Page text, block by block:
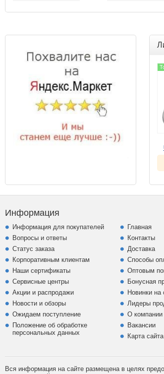
Информация
Информация для покупателей
Вопросы и ответы
Статус заказа
Корпоративным клиентам
Наши сертификаты
Сервисные центры
Акции и распродажи
Новости и обзоры
Ожидаем поступление
Положение об обработке
персональных данных
Главная
Контакты
Доставка
Способы
Оптовым
Бонусная
Новинки на
Лидеры
О компании
Вакансии
Карта сайта
Вся информация на сайте размещена в целях